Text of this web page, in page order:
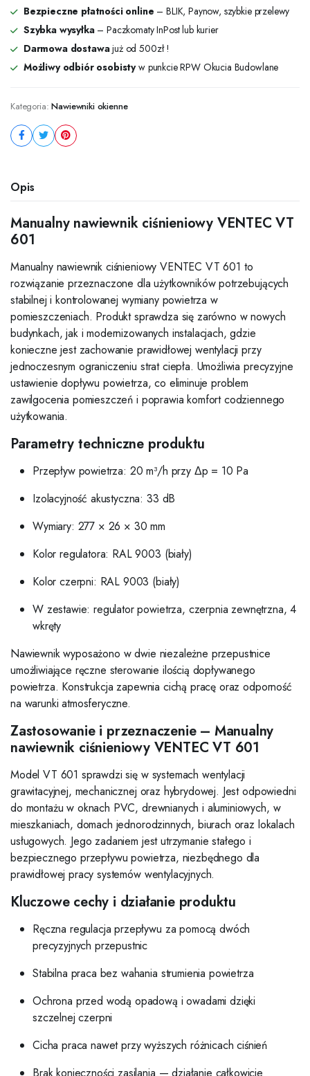
Bezpieczne płatności online – BLIK, Paynow, szybkie przelewy
Szybka wysyłka– Paczkomaty InPost lub kurier
Darmowa dostawajuż od 500zł !
Możliwy odbiór osobistyw punkcie RPW Okucia Budowlane
Kategoria: Nawiewniki okienne
Opis
Manualny nawiewnik ciśnieniowy VENTEC VT
601
Manualny nawiewnik ciśnieniowy VENTEC VT 601 to
rozwiązanie przeznaczone dla użytkowników potrzebujących
stabilnej i kontrolowanej wymiany powietrza w
pomieszczeniach. Produkt sprawdza się zarówno w nowych
budynkach, jak i modernizowanych instalacjach, gdzie
konieczne jest zachowanie prawidłowej wentylacji przy
jednoczesnym ograniczeniu strat ciepła. Umożliwia precyzyjne
ustawienie dopływu powietrza, co eliminuje problem
zawilgocenia pomieszczeń i poprawia komfort codziennego
użytkowania.
Parametry techniczne produktu
Przepływ powietrza: 20 m³/h przy Δp = 10 Pa
Izolacyjność akustyczna: 33 dB
Wymiary: 277 × 26 × 30 mm
Kolor regulatora: RAL 9003 (biały)
Kolor czerpni: RAL 9003 (biały)
W zestawie: regulator powietrza, czerpnia zewnętrzna, 4
wkręty
Nawiewnik wyposażono w dwie niezależne przepustnice
umożliwiające ręczne sterowanie ilością dopływanego
powietrza. Konstrukcja zapewnia cichą pracę oraz odporność
na warunki atmosferyczne.
Zastosowanie i przeznaczenie – Manualny
nawiewnik ciśnieniowy VENTEC VT 601
Model VT 601 sprawdzi się w systemach wentylacji
grawitacyjnej, mechanicznej oraz hybrydowej. Jest odpowiedni
do montażu w oknach PVC, drewnianych i aluminiowych, w
mieszkaniach, domach jednorodzinnych, biurach oraz lokalach
usługowych. Jego zadaniem jest utrzymanie stałego i
bezpiecznego przepływu powietrza, niezbędnego dla
prawidłowej pracy systemów wentylacyjnych.
Kluczowe cechy i działanie produktu
Ręczna regulacja przepływu za pomocą dwóch
precyzyjnych przepustnic
Stabilna praca bez wahania strumienia powietrza
Ochrona przed wodą opadową i owadami dzięki
szczelnej czerpni
Cicha praca nawet przy wyższych różnicach ciśnień
Brak konieczności zasilania — działanie całkowicie